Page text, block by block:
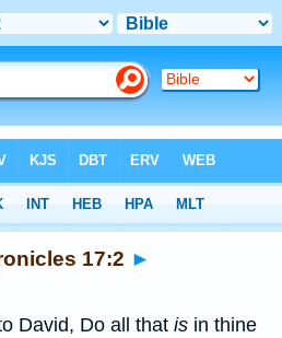
17:2 ►
David, Do all that is in thine